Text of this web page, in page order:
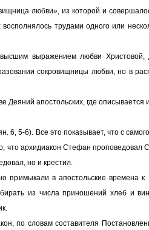
любви», из которой и
трудами одного или
выражением любви
сокровищницы любви, но в
Деяний апостольских, где
5-6). Все это показывает, что с
что архидиакон Стефан
но и крестил.
в апостольские времена к
из числа приношений хлеб и
по словам составителя